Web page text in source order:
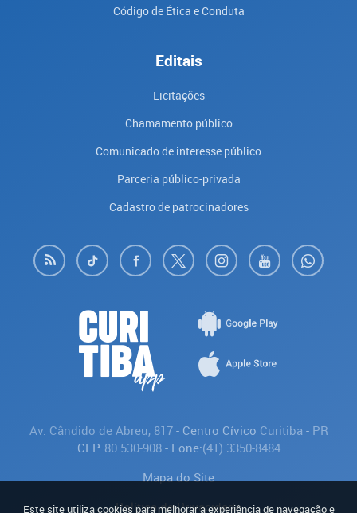
Código de Ética e Conduta
Editais
Licitações
Chamamento público
Comunicado de interesse público
Parceria público-privada
Cadastro de patrocinadores
Av. Cândido de Abreu, 817- Centro Cívico Curitiba- PR
CEP: 80.530-908- Fone:(41) 3350-8484
Mapa do Site
Política de Privacidade
Este site utiliza cookies para melhorar a experiência de navegação e